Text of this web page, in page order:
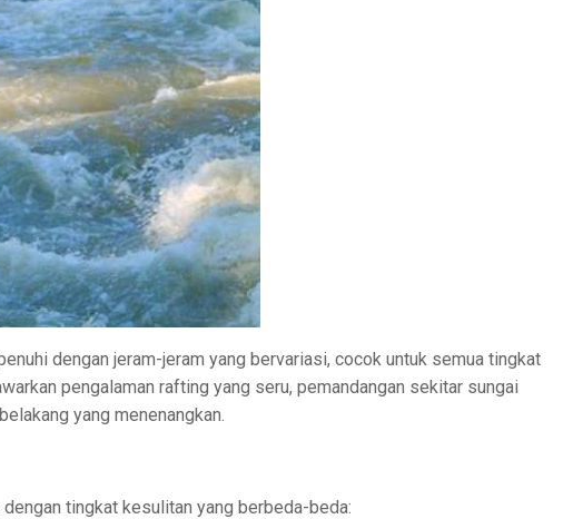
dengan jeram-jeram yang bervariasi, cocok untuk semua tingkat
pengalaman rafting yang seru, pemandangan sekitar sungai
yang menenangkan.
tingkat kesulitan yang berbeda-beda: